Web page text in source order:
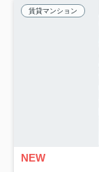
賃貸マンション
NEW